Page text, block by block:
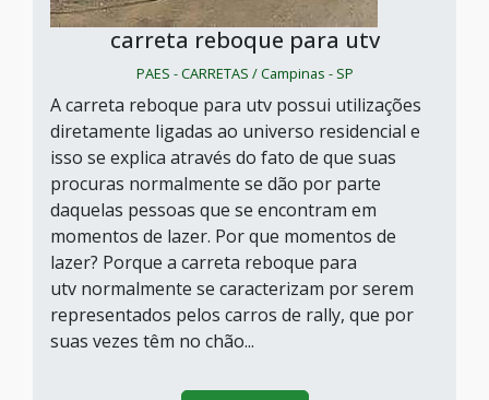
carreta reboque para utv
PAES - CARRETAS / Campinas - SP
A carreta reboque para utv possui utilizações
diretamente ligadas ao universo residencial e
isso se explica através do fato de que suas
procuras normalmente se dão por parte
daquelas pessoas que se encontram em
momentos de lazer. Por que momentos de
lazer? Porque a carreta reboque para
utv normalmente se caracterizam por serem
representados pelos carros de rally, que por
suas vezes têm no chão...